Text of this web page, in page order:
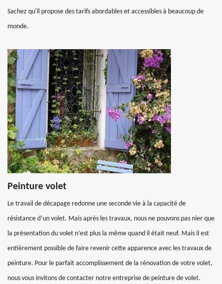
Sachez qu'il propose des tarifs abordables et accessibles à beaucoup de
monde.
Peinture volet
Le travail de décapage redonne une seconde vie à la capacité de
résistance d’un volet. Mais après les travaux, nous ne pouvons pas nier que
la présentation du volet n’est plus la même quand il était neuf. Mais il est
entièrement possible de faire revenir cette apparence avec les travaux de
peinture. Pour le parfait accomplissement de la rénovation de votre volet,
nous vous invitons de contacter notre entreprise de peinture de volet.